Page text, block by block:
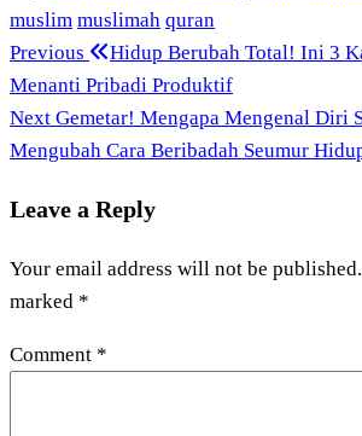
muslim muslimah quran
Post
navigation
Previous
Post
Previous
Hidup Berubah Total! Ini 3
Menanti Pribadi Produktif
Next
Post
Next Gemetar! Mengapa Mengenal Diri
Mengubah Cara Beribadah Seumur
Leave a Reply
Your email address will not be published.
marked *
Comment *